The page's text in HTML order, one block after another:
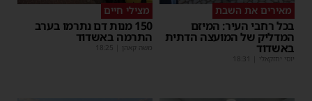
מאירים את השבת
בכל רחבי העיר: המיזם
המדליק של המועצה הדתית
באשדוד
יוסי יחזקאלי 18:31
מצילי חיים
150 מנות דם נתרמו בערב
התרמה באשדוד
משה קאהן 18:25